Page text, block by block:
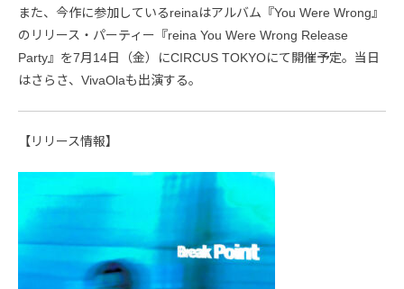
また、今作に参加しているreinaはアルバム『You Were Wrong』
のリリース・パーティー『reina You Were Wrong Release
Party』を7月14日（金）にCIRCUS TOKYOにて開催予定。当日
はさらさ、VivaOlaも出演する。
【リリース情報】